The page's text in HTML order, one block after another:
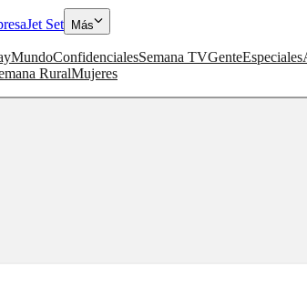
Jet Set Más
MundoConfidencialesSemana TVGenteEspeciales
RuralMujeres